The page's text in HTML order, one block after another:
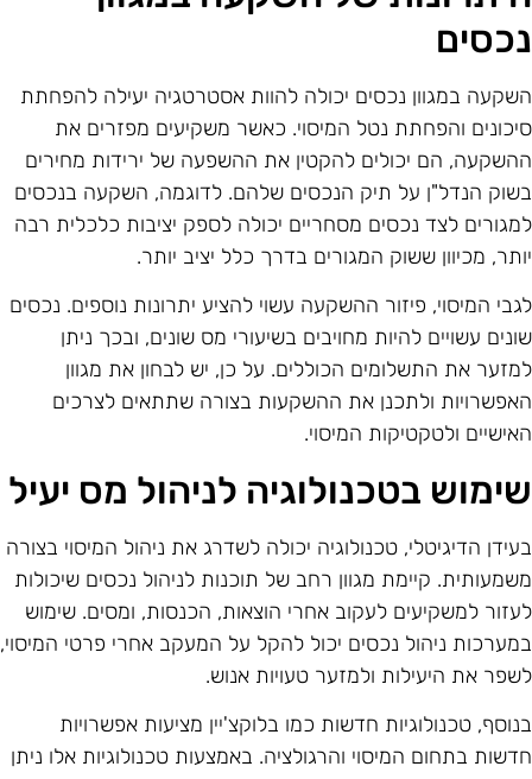
במגוון נכסים יכולה להוות אסטרטגיה יעילה להפחתת
והפחתת נטל המיסוי. כאשר משקיעים מפזרים את
הם יכולים להקטין את ההשפעה של ירידות מחירים
הנדל"ן על תיק הנכסים שלהם. לדוגמה, השקעה בנכסים
לצד נכסים מסחריים יכולה לספק יציבות כלכלית רבה
מכיוון ששוק המגורים בדרך כלל יציב יותר.
המיסוי, פיזור ההשקעה עשוי להציע יתרונות נוספים. נכסים
עשויים להיות מחויבים בשיעורי מס שונים, ובכך ניתן
את התשלומים הכוללים. על כן, יש לבחון את מגוון
ולתכנן את ההשקעות בצורה שתתאים לצרכים
ולטקטיקות המיסוי.
בטכנולוגיה לניהול מס יעיל
הדיגיטלי, טכנולוגיה יכולה לשדרג את ניהול המיסוי בצורה
קיימת מגוון רחב של תוכנות לניהול נכסים שיכולות
למשקיעים לעקוב אחרי הוצאות, הכנסות, ומסים. שימוש
ניהול נכסים יכול להקל על המעקב אחרי פרטי המיסוי,
את היעילות ולמזער טעויות אנוש.
טכנולוגיות חדשות כמו בלוקצ'יין מציעות אפשרויות
בתחום המיסוי והרגולציה. באמצעות טכנולוגיות אלו ניתן